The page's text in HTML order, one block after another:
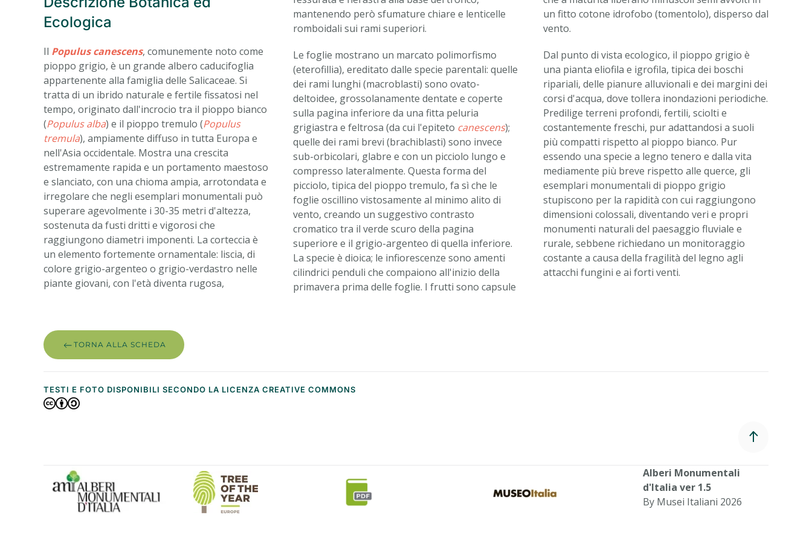
Ecologica
Il Populus canescens, comunemente noto come
pioppo grigio, è un grande albero caducifoglia
appartenente alla famiglia delle Salicaceae. Si
tratta di un ibrido naturale e fertile fissatosi nel
tempo, originato dall'incrocio tra il pioppo bianco
(Populus alba) e il pioppo tremulo (Populus
tremula), ampiamente diffuso in tutta Europa e
nell'Asia occidentale. Mostra una crescita
estremamente rapida e un portamento maestoso
e slanciato, con una chioma ampia, arrotondata e
irregolare che negli esemplari monumentali può
superare agevolmente i 30-35 metri d'altezza,
sostenuta da fusti dritti e vigorosi che
raggiungono diametri imponenti. La corteccia è
un elemento fortemente ornamentale: liscia, di
colore grigio-argenteo o grigio-verdastro nelle
piante giovani, con l'età diventa rugosa,
mantenendo però sfumature chiare e lenticelle
romboidali sui rami superiori.
Le foglie mostrano un marcato polimorfismo
(eterofillia), ereditato dalle specie parentali: quelle
dei rami lunghi (macroblasti) sono ovato-
deltoidee, grossolanamente dentate e coperte
sulla pagina inferiore da una fitta peluria
grigiastra e feltrosa (da cui l'epiteto canescens);
quelle dei rami brevi (brachiblasti) sono invece
sub-orbicolari, glabre e con un picciolo lungo e
compresso lateralmente. Questa forma del
picciolo, tipica del pioppo tremulo, fa sì che le
foglie oscillino vistosamente al minimo alito di
vento, creando un suggestivo contrasto
cromatico tra il verde scuro della pagina
superiore e il grigio-argenteo di quella inferiore.
La specie è dioica; le infiorescenze sono amenti
cilindrici penduli che compaiono all'inizio della
primavera prima delle foglie. I frutti sono capsule
un fitto cotone idrofobo (tomentolo), disperso dal
vento.
Dal punto di vista ecologico, il pioppo grigio è
una pianta eliofila e igrofila, tipica dei boschi
ripariali, delle pianure alluvionali e dei margini dei
corsi d'acqua, dove tollera inondazioni periodiche.
Predilige terreni profondi, fertili, sciolti e
costantemente freschi, pur adattandosi a suoli
più compatti rispetto al pioppo bianco. Pur
essendo una specie a legno tenero e dalla vita
mediamente più breve rispetto alle querce, gli
esemplari monumentali di pioppo grigio
stupiscono per la rapidità con cui raggiungono
dimensioni colossali, diventando veri e propri
monumenti naturali del paesaggio fluviale e
rurale, sebbene richiedano un monitoraggio
costante a causa della fragilità del legno agli
attacchi fungini e ai forti venti.
TORNA ALLA SCHEDA
TESTI E FOTO DISPONIBILI SECONDO LA LICENZA CREATIVE COMMONS
Alberi Monumentali
d'Italia ver 1.5
By Musei Italiani 2026